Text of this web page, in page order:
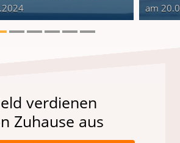
am
verdienen
Zuhause aus